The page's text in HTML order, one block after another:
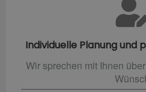
Individuelle Planung und
Wir sprechen mit Ihnen